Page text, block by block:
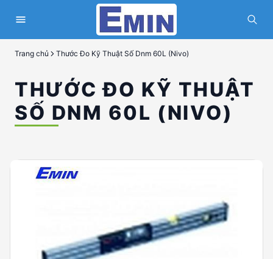
Trang chủ Thước Đo Kỹ Thuật Số Dnm 60L (Nivo)
THƯỚC ĐO KỸ THUẬT
SỐ DNM 60L (NIVO)